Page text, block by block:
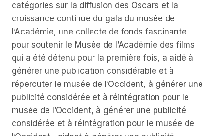
catégories sur la diffusion des Oscars et la
croissance continue du gala du musée de
l’Académie, une collecte de fonds fascinante
pour soutenir le Musée de l’Académie des films
qui a été détenu pour la première fois, a aidé à
générer une publication considérable et à
répercuter le musée de l’Occident, à générer une
publicité considérée et à réintégration pour le
musée de l’Occident, à générer une publicité
considérée et à réintégration pour le musée de